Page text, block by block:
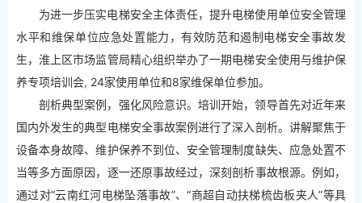
为进一步压实电梯安全主体责任，提升电梯使用单位安全管理
水平和维保单位应急处置能力，有效防范和遏制电梯安全事故发
生，淮上区市场监管局精心组织举办了一期电梯安全使用与维护保
养专项培训会, 24家使用单位和8家维保单位参加。
剖析典型案例，强化风险意识。培训开始，领导首先对近年来
国内外发生的典型电梯安全事故案例进行了深入剖析。讲解聚焦于
设备本身故障、维护保养不到位、安全管理制度缺失、应急处置不
当等多方面原因，逐一还原事故经过，深刻剖析事故根源。例如，
通过对“云南红河电梯坠落事故”、“商超自动扶梯梳齿板夹人”等具